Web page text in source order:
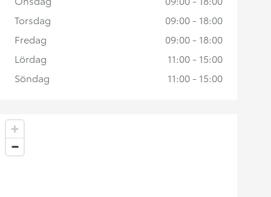
Torsdag
09:00 - 18:00
Fredag
09:00 - 18:00
Lördag
11:00 - 15:00
Söndag
11:00 - 15:00